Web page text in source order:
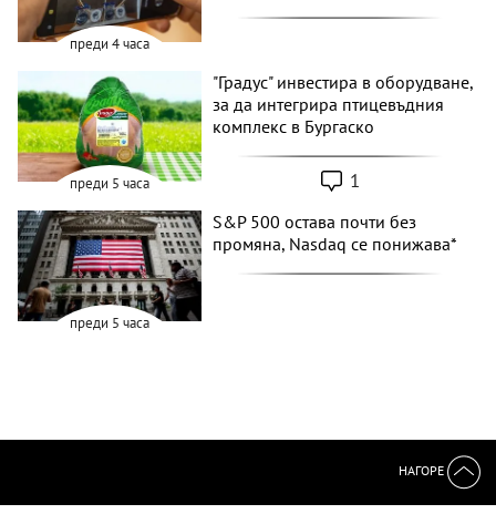
преди 4 часа
преди 5 часа
"Градус" инвестира в оборудване,
за да интегрира птицевъдния
комплекс в Бургаско
1
преди 5 часа
S&P 500 остава почти без
промяна, Nasdaq се понижава*
НАГОРЕ